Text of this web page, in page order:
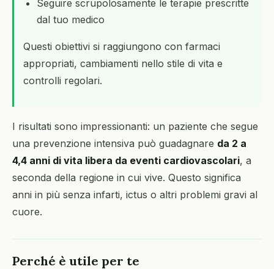
Seguire scrupolosamente le terapie prescritte
dal tuo medico
Questi obiettivi si raggiungono con farmaci
appropriati, cambiamenti nello stile di vita e
controlli regolari.
I risultati sono impressionanti: un paziente che segue
una prevenzione intensiva può guadagnare da 2 a
4,4 anni di vita libera da eventi cardiovascolari, a
seconda della regione in cui vive. Questo significa
anni in più senza infarti, ictus o altri problemi gravi al
cuore.
Perché è utile per te